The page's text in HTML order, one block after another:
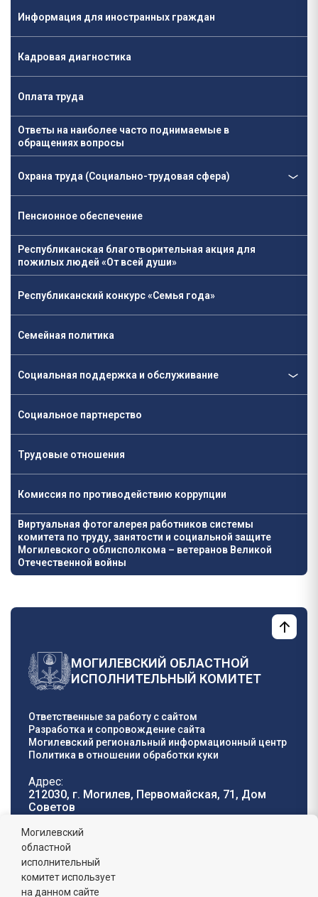
Информация для иностранных граждан
Кадровая диагностика
Оплата труда
Ответы на наиболее часто поднимаемые в
обращениях вопросы
Охрана труда (Социально-трудовая сфера)
Пенсионное обеспечение
Республиканская благотворительная акция для
пожилых людей «От всей души»
Республиканский конкурс «Семья года»
Семейная политика
Социальная поддержка и обслуживание
Социальное партнерство
Трудовые отношения
Комиссия по противодействию коррупции
Виртуальная фотогалерея работников системы
комитета по труду, занятости и социальной защите
Могилевского облисполкома – ветеранов Великой
Отечественной войны
МОГИЛЕВСКИЙ ОБЛАСТНОЙ
ИСПОЛНИТЕЛЬНЫЙ КОМИТЕТ
Ответственные за работу с сайтом
Разработка и сопровождение сайта
Могилевский региональный информационный центр
Политика в отношении обработки куки
Адрес:
212030, г. Могилев, Первомайская, 71, Дом
Cоветов
Телефон горячей
линии:
8 (0222) 71-32-55
График работы:
пн-пт: 8.00 - 17.00, сб-вс: выходной,
Могилевский
областной
исполнительный
комитет использует
на данном сайте